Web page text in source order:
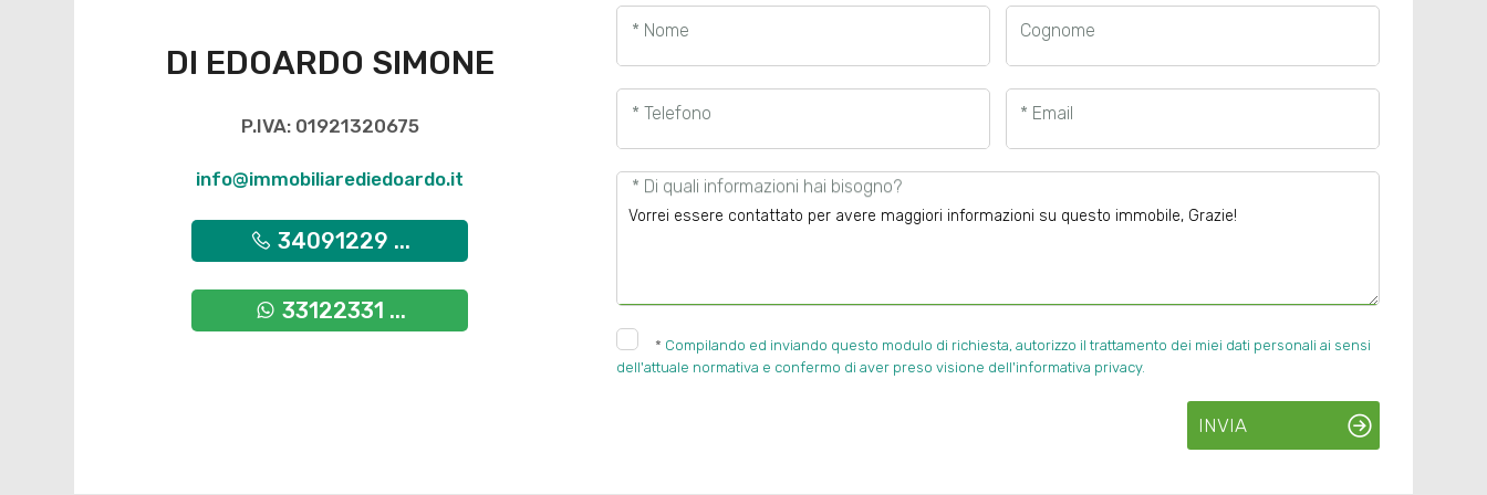
DI EDOARDO SIMONE
P.IVA: 01921320675
info@immobiliarediedoardo.it
34091229 ...
33122331 ...
* Nome Cognome
* Telefono * Email
* Di quali informazioni hai bisogno?
* Compilando ed inviando questo modulo di richiesta, autorizzo il trattamento dei miei dati personali ai sensi
dell'attuale normativa e confermo di aver preso visione dell'informativa privacy.
INVIA